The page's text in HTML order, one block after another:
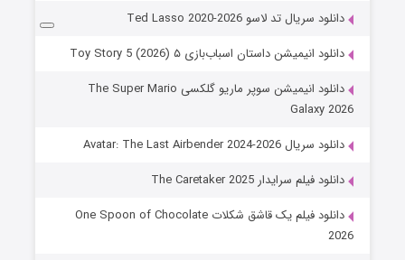
دانلود سریال تد لاسو Ted Lasso 2020-2026
دانلود انیمیشن داستان اسباب‌بازی ۵ Toy Story 5 (2026)
دانلود انیمیشن سوپر ماریو گلکسی The Super Mario
Galaxy 2026
دانلود سریال Avatar: The Last Airbender 2024-2026
دانلود فیلم سرایدار The Caretaker 2025
دانلود فیلم یک قاشق شکلات One Spoon of Chocolate
2026